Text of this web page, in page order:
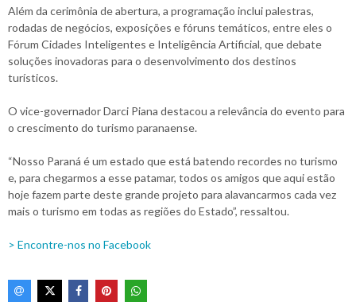
Além da cerimônia de abertura, a programação inclui palestras,
rodadas de negócios, exposições e fóruns temáticos, entre eles o
Fórum Cidades Inteligentes e Inteligência Artificial, que debate
soluções inovadoras para o desenvolvimento dos destinos
turísticos.
O vice-governador Darci Piana destacou a relevância do evento para
o crescimento do turismo paranaense.
“Nosso Paraná é um estado que está batendo recordes no turismo
e, para chegarmos a esse patamar, todos os amigos que aqui estão
hoje fazem parte deste grande projeto para alavancarmos cada vez
mais o turismo em todas as regiões do Estado”, ressaltou.
> Encontre-nos no Facebook